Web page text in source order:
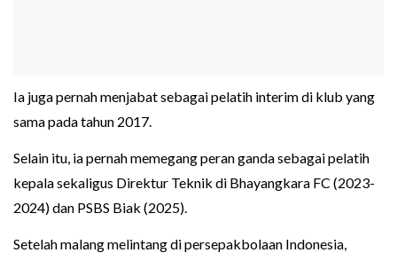
Ia juga pernah menjabat sebagai pelatih interim di klub yang
sama pada tahun 2017.
Selain itu, ia pernah memegang peran ganda sebagai pelatih
kepala sekaligus Direktur Teknik di Bhayangkara FC (2023-
2024) dan PSBS Biak (2025).
Setelah malang melintang di persepakbolaan Indonesia,